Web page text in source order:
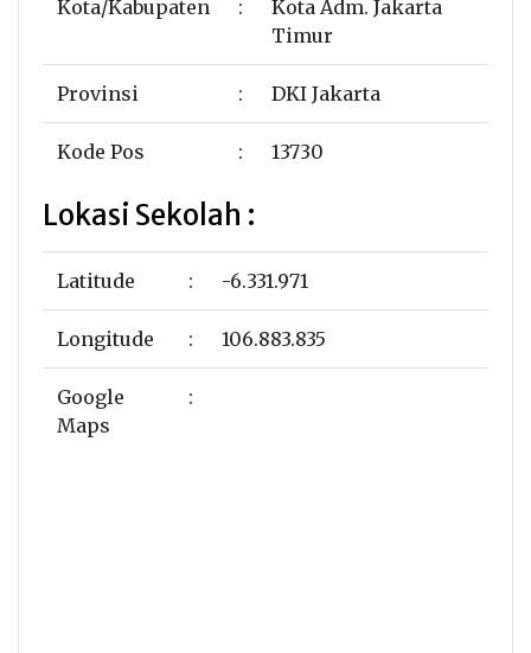
Kota/Kabupaten :
Kota Adm. Jakarta
Timur
Provinsi : DKI Jakarta
Kode Pos : 13730
Lokasi Sekolah :
Latitude : -6.331.971
Longitude : 106.883.835
Google
Maps
: